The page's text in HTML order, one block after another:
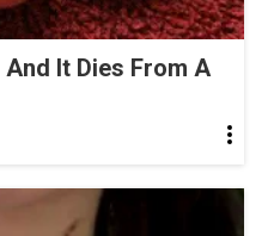
It Dies From A